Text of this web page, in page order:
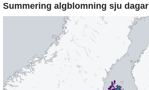
Summering algblomning sju dagar